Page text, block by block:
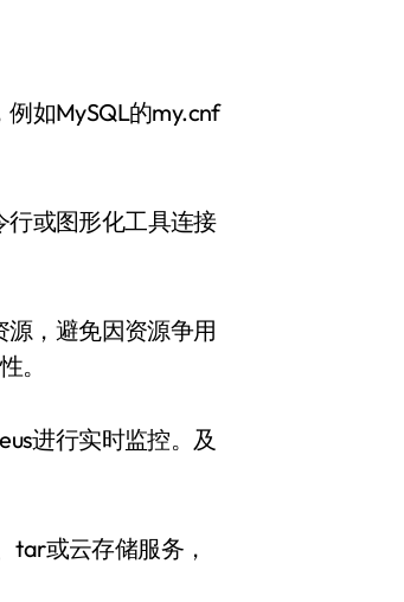
如MySQL的my.cnf
或图形化工具连接
，避免因资源争用
。
进行实时监控。及
tar或云存储服务，